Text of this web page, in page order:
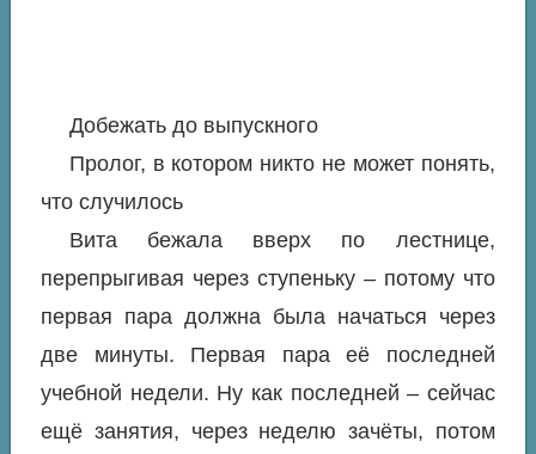
Добежать до выпускного
Пролог, в котором никто не может понять,
что случилось
Вита бежала вверх по лестнице,
перепрыгивая через ступеньку – потому что
первая пара должна была начаться через
две минуты. Первая пара её последней
учебной недели. Ну как последней – сейчас
ещё занятия, через неделю зачёты, потом